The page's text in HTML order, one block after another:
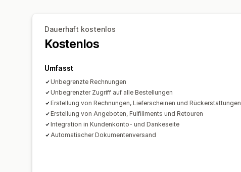
Dauerhaft kostenlos
Kostenlos
Umfasst
Unbegrenzte Rechnungen
Unbegrenzter Zugriff auf alle Bestellungen
Erstellung von Rechnungen, Lieferscheinen und Rückerstattungen
Erstellung von Angeboten, Fulfillments und Retouren
Integration in Kundenkonto- und Dankeseite
Automatischer Dokumentenversand